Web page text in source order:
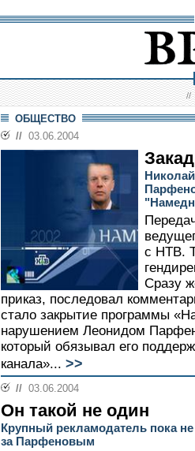
//
ОБЩЕСТВО
// 03.06.2004
с НТВ.
Сразу
приказ, последовал
стало закрытие программы
нарушением Леонидом
который обязывал его
канала»... >>
// 03.06.2004
Он такой не один
Крупный рекламодатель пока
за Парфеновым